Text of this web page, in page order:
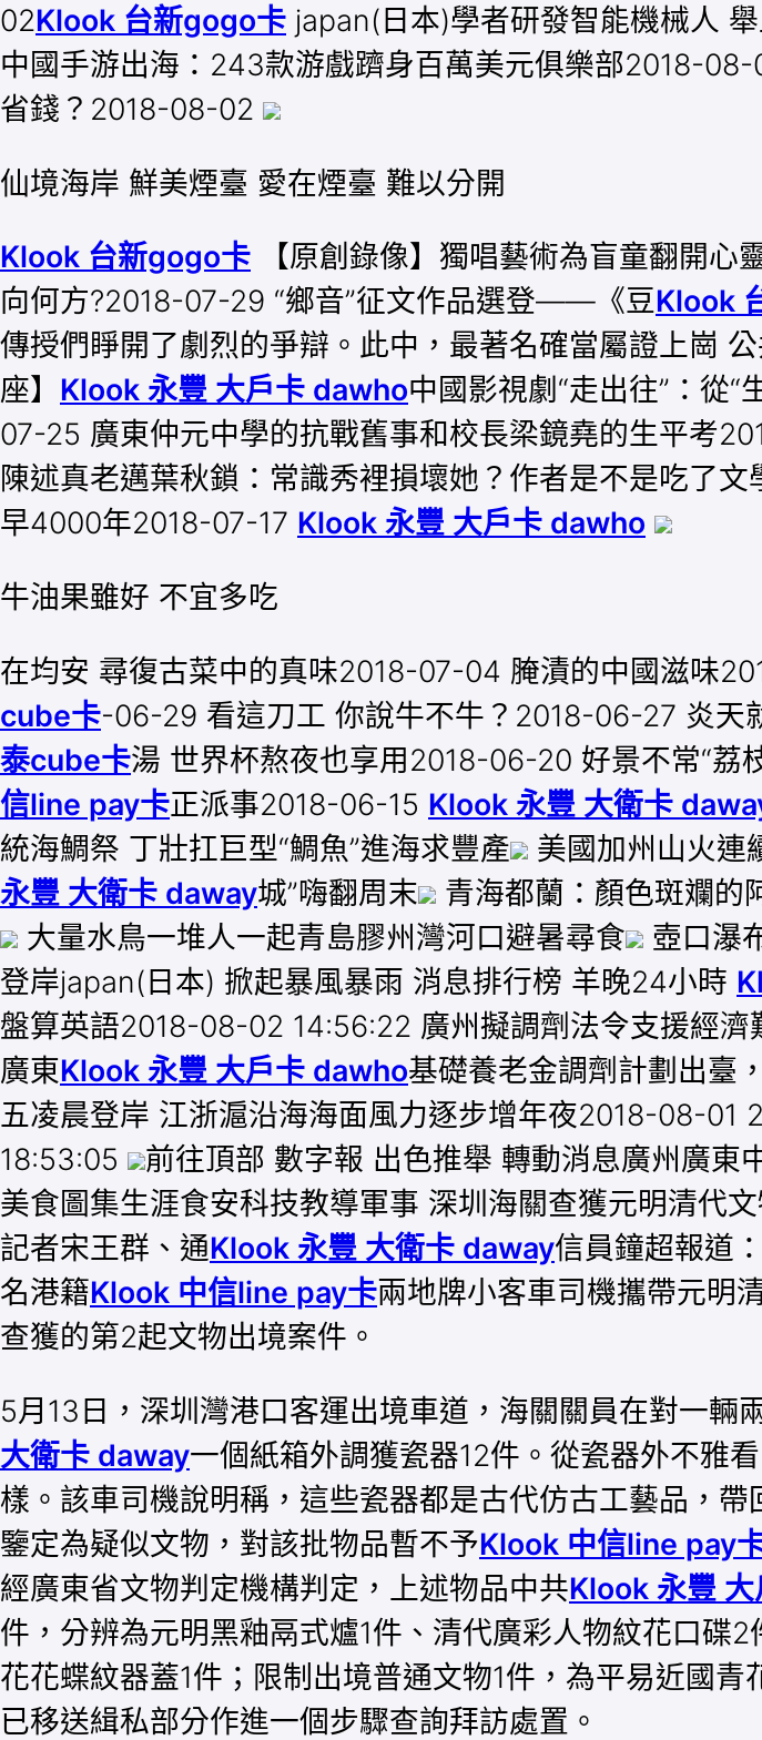
02Klook 台新gogo卡 japan(日本)學者研發智能機械人
中國手游出海：243款游戲躋身百萬美元俱樂部2018-
省錢？2018-08-02
仙境海岸 鮮美煙臺 愛在煙臺 難以分開
Klook 台新gogo卡 【原創錄像】獨唱藝術為盲童翻開
向何方?2018-07-29 “鄉音”征文作品選登——《豆Klook
傳授們睜開了劇烈的爭辯。此中，最著名確當屬證上崗
座】 Klook 永豐 大戶卡 dawho中國影視劇“走出往”：從“
07-25 廣東仲元中學的抗戰舊事和校長梁鏡堯的生平考
陳述真老邁葉秋鎖：常識秀裡損壞她？作者是不是吃了
早4000年2018-07-17 Klook 永豐 大戶卡 dawho
牛油果雖好 不宜多吃
在均安 尋復古菜中的真味2018-07-04 腌漬的中國滋味
cube卡-06-29 看這刀工 你說牛不牛？2018-06-27 炎天
泰cube卡湯 世界杯熬夜也享用2018-06-20 好景不常“
信line pay卡正派事2018-06-15 Klook 永豐 大衛卡
統海鯛祭 丁壯扛巨型“鯛魚”進海求豐產
美國加州山火連
永豐 大衛卡 daway城”嗨翻周末 青海都蘭：顏色斑斕的
大量水鳥一堆人一起青島膠州灣河口避暑尋食
壺口瀑
登岸japan(日本) 掀起暴風暴雨 消息排行榜 羊晚24小時
盤算英語2018-08-02 14:56:22 廣州擬調劑法令支援經
廣東Klook 永豐 大戶卡 dawho基礎養老金調劑計劃出臺
五凌晨登岸 江浙滬沿海海面風力逐步增年夜2018-08-01
18:53:05
前往頂部 數字報 出色推舉 轉動消息廣州廣東
美食圖集生涯食安科技教導軍事 深圳海關查獲元明清
記者宋王群、通Klook 永豐 大衛卡 daway信員鐘超報道
名港籍Klook 中信line pay卡兩地牌小客車司機攜帶元明
查獲的第2起文物出境案件。
5月13日，深圳灣港口客運出境車道，海關關員在對一輛
大衛卡 daway一個紙箱外調獲瓷器12件。從瓷器外不雅
樣。該車司機說明稱，這些瓷器都是古代仿古工藝品，
鑒定為疑似文物，對該批物品暫不予Klook 中信line pay
經廣東省文物判定機構判定，上述物品中共Klook 永豐
件，分辨為元明黑釉鬲式爐1件、清代廣彩人物紋花口碟
花花蝶紋器蓋1件；限制出境普通文物1件，為平易近國
已移送緝私部分作進一個步驟查詢拜訪處置。